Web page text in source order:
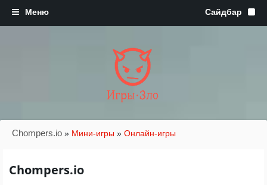
Игры·Зло
Chompers.io » Мини-игры » Онлайн-игры
Chompers.io